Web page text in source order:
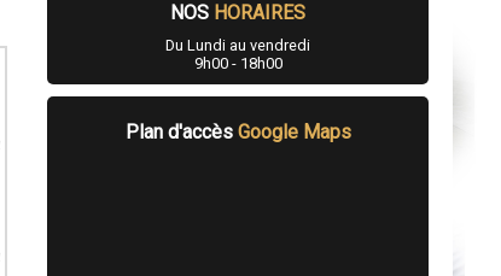
NOS HORAIRES
Du Lundi au vendredi
9h00 - 18h00
Plan d'accès Google Maps